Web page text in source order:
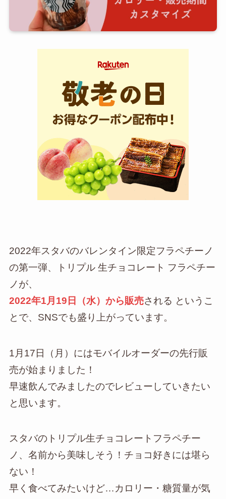
2022年スタバのバレンタイン限定フラペチーノ
の第一弾、トリプル 生チョコレート フラペチー
ノが、
2022年1月19日（水）から販売される というこ
とで、SNSでも盛り上がっています。
1月17日（月）にはモバイルオーダーの先行販
売が始まりました！
早速飲んでみましたのでレビューしていきたい
と思います。
スタバのトリプル生チョコレートフラペチー
ノ、名前から美味しそう！チョコ好きには堪ら
ない！
早く食べてみたいけど…カロリー・糖質量が気